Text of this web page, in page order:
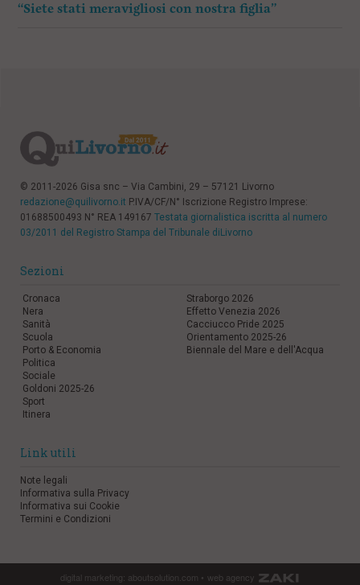
“Siete stati meravigliosi con nostra figlia”
© 2011-2026 Gisa snc – Via Cambini, 29 – 57121 Livorno
redazione@quilivorno.it P.IVA/CF/N° Iscrizione Registro Imprese:
01688500493 N° REA 149167 Testata giornalistica iscritta al numero
03/2011 del Registro Stampa del Tribunale diLivorno
Sezioni
Cronaca
Nera
Sanità
Scuola
Porto & Economia
Politica
Sociale
Goldoni 2025-26
Sport
Itinera
Straborgo 2026
Effetto Venezia 2026
Cacciucco Pride 2025
Orientamento 2025-26
Biennale del Mare e dell'Acqua
Link utili
Note legali
Informativa sulla Privacy
Informativa sui Cookie
Termini e Condizioni
digital marketing: aboutsolution.com •web agency